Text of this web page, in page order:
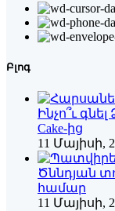
Բլոգ
Ինչո՞ւ
Cake-ից
11 Մայիսի,
Ծննդյան
համար
11 Մայիսի,